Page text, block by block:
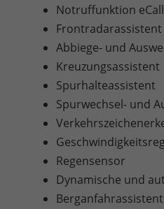
Notruffunktion
Frontradarassistent
Abbiege- und
Kreuzungsassistent
Spurhalteassistent
Spurwechsel- und
Regensensor
Dynamische und
Berganfahrassistent